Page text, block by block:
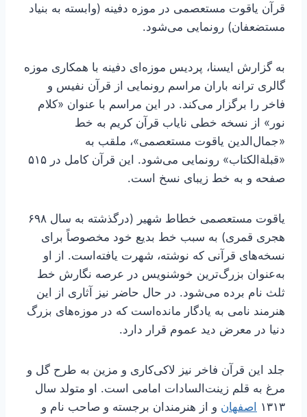
قرآن یاقوت مستعصمی در موزه دفینه (وابسته به بنیاد
مستضعفان) رونمایی می‌شود.
به گزارش ایسنا، پردیس موزه‌ای دفینه با همکاری موزه
گالری ترانه باران مراسم رونمایی از قرآن نفیس و
فاخر را برگزار می‌کند. در این مراسم با عنوان «کلام
نور» از نسخه خطی نایاب قرآن کریم به خط
«جمال‌الدین یاقوت مستعصمی»، ملقب به
«قبلةالکتاب» رونمایی می‌شود. این قرآن کامل در ۵۱۵
صفحه و به خط زیبای نسخ است.
یاقوت مستعصمی خطاط شهیر (درگذشته به سال ۶۹۸
هجری قمری) به سبب خط بدیع خود مخصوصاً برای
نسخه‌های قرآنی که نوشته، شهرت یافته‌است. از او
به‌عنوان بزرگ‌ترین خوشنویس در عرصه نگارش خط
ثلث نام برده می‌شود. در حال حاضر نیز آثاری از این
هنرمند نامی به یادگار مانده‌است که در موزه‌های بزرگ
دنیا در معرض دید عموم قرار دارد.
جلد این قرآن فاخر نیز لاکی‌کاری و مزین به طرح گل و
مرغ به قلم زینت‌السادات امامی است. او متولد سال
۱۳۱۳ اصفهان و از هنرمندان برجسته و صاحب نام و